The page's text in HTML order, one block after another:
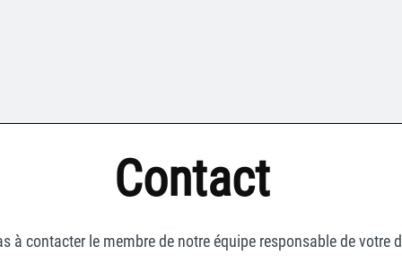
Contact
à contacter le membre de notre équipe responsable de votre